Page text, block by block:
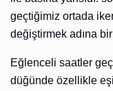
geçtiğimiz ortada
değiştirmek adına
Eğlenceli saatler
düğünde özellikle